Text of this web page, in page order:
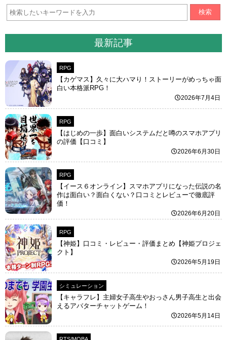
検索
最新記事
RPG
【カゲマス】久々に大ハマり！ストーリーがめっちゃ面
白い本格派RPG！
2026年7月4日
RPG
【はじめの一歩】面白いシステムだと噂のスマホアプリ
の評価【口コミ】
2026年6月30日
RPG
【イース６オンライン】スマホアプリになった伝説の名
作は面白い？面白くない？口コミとレビューで徹底評
価！
2026年6月20日
RPG
【神姫】口コミ・レビュー・評価まとめ【神姫プロジェ
クト】
2026年5月19日
シミュレーション
【キャラフレ】主婦女子高生やおっさん男子高生と出会
えるアバターチャットゲーム！
2026年5月14日